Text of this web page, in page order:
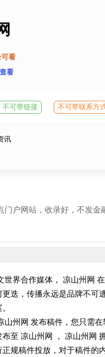
可看
看
不可带链接 不可带联系方
讯
门户网站，收录好，不发金
世界合作媒体， 凉山州网
迭，传播永远是品牌不可
山州网 发布稿件，您只需
至 凉山州网 ， 凉山州网
规稿件投放，对于稿件的